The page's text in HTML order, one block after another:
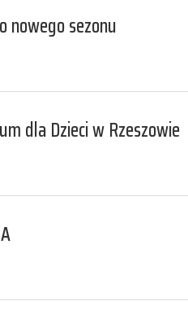
nowego sezonu
dla Dzieci w Rzeszowie